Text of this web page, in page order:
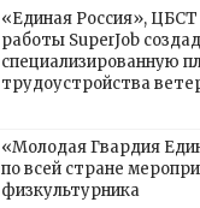
«Единая Россия», ЦБСТ
работы SuperJob
специализированную
трудоустройства
«Молодая Гвардия
по всей стране
физкультурника